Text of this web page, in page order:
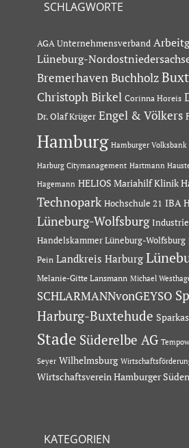
SCHLAGWORTE
AGA Unternehmensverband
Lüneburg-
Bremerhaven Buchholz
Christoph Birkel Corinna Horeis
Dr. Olaf Krüger Engel & Völkers
Hamburg Hamburger Volksbank
Harburg Citymanagement Hartmann
Hagemann HELIOS Mariahilf Klinik
Technopark Hochschule 21 IBA
Lüneburg-Wolfsburg
Handelskammer Lüneburg-Wolfsburg
Pein Landkreis Harburg
Melanie-Gitte Lansmann Michael
SCHLARMANNvonGEYSO
Harburg-Buxtehude
Stade Süderelbe AG
Seyer Wilhelmsburg
Wirtschaftsverein Hamburger Süden
KATEGORIEN